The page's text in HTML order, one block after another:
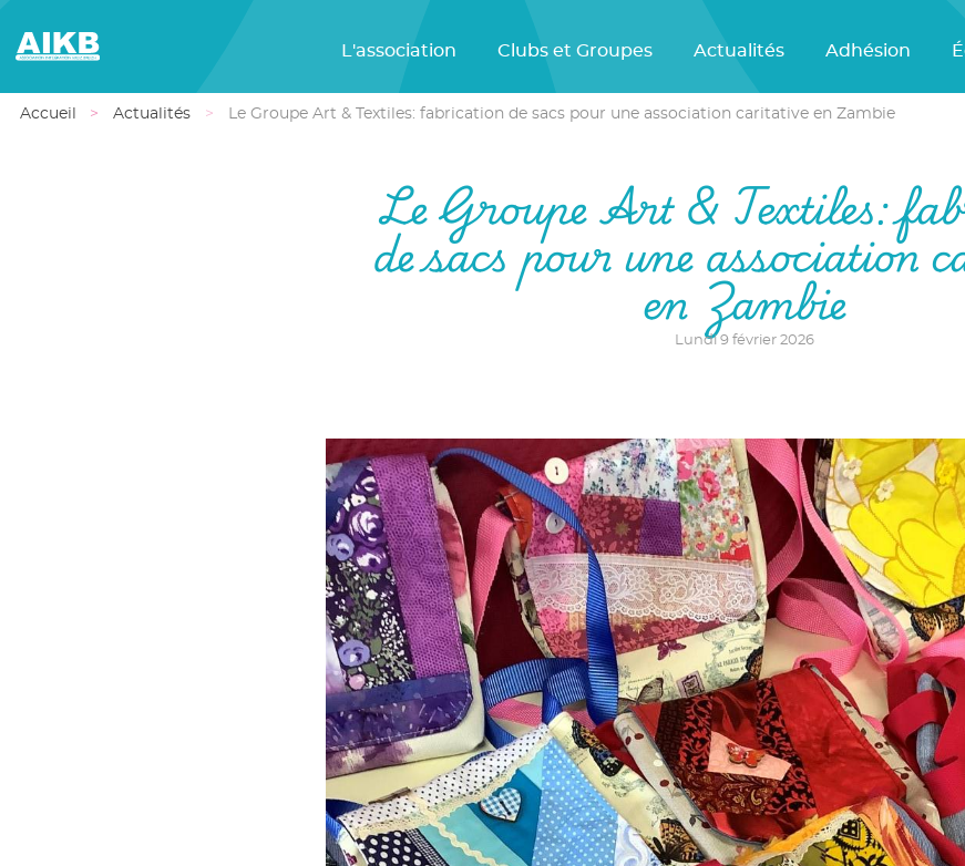
L'association Clubs et Groupes Actualités Adhésion
Accueil Actualités Le Groupe Art & Textiles: fabrication de sacs pour une association caritative en Zambie
Le Groupe Art & Textiles:
de sacs pour une association
en Zambie
Lundi 9 février 2026